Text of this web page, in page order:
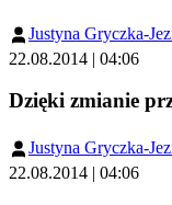
Justyna Gryczka-
22.08.2014 | 04:06
Dzięki zmianie
Justyna Gryczka-
22.08.2014 | 04:06